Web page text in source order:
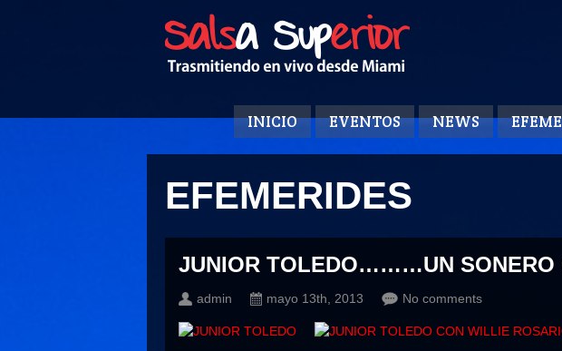
INICIO EVENTOS NEWS
EFEMERIDES
JUNIOR TOLEDO………UN SONERO
admin mayo 13th, 2013 No comments